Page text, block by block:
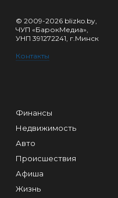
© 2009-2026 blizko.by,
ЧУП «БарокМедиа»,
УНП 391272241, г.Минск
Контакты
Финансы
Недвижимость
Авто
Происшествия
Афиша
Жизнь